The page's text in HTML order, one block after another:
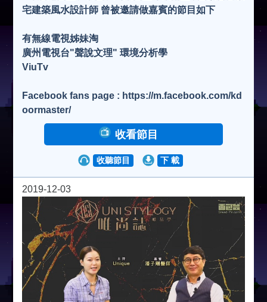
宅建築風水設計師 曾被邀請做嘉賓的節目如下
有無線電視姊妹淘
廣州電視台"聲說文理" 環境分析學
ViuTv
Facebook fans page : https://m.facebook.com/kd
oormaster/
收看節目
收聽節目 下 載
2019-12-03